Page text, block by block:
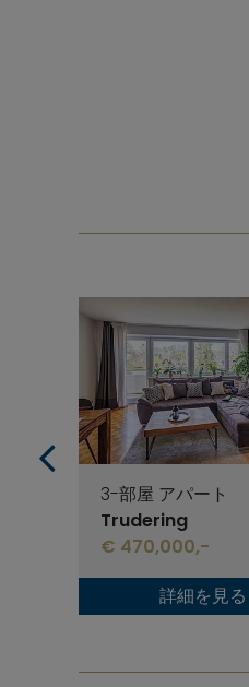
3-部屋 アパート
Trudering
€ 470,000,-
詳細を見る